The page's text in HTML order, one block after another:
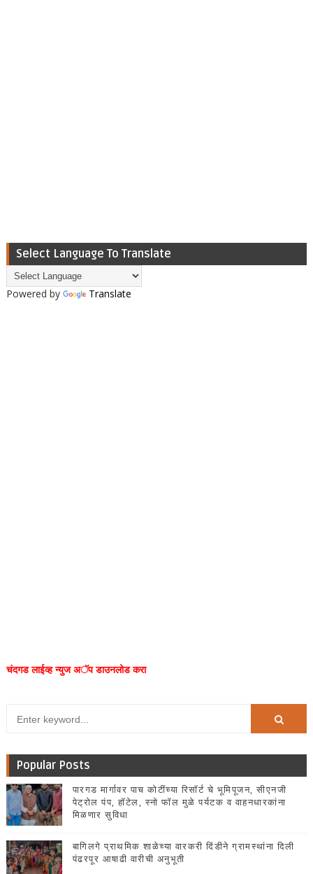
Select Language To Translate
Powered by Translate
चंदगड लाईव्ह न्युज अॅप डाउनलोड करा
Popular Posts
पारगड मार्गावर पाच कोटींच्या रिसॉर्ट चे भूमिपूजन, सीएनजी
पेट्रोल पंप, हॉटेल, स्नो फॉल मुळे पर्यटक व वाहनधारकांना
मिळणार सुविधा
बागिलगे प्राथमिक शाळेच्या वारकरी दिंडीने ग्रामस्थांना दिली
पंढरपूर आषाढी वारीची अनुभूती